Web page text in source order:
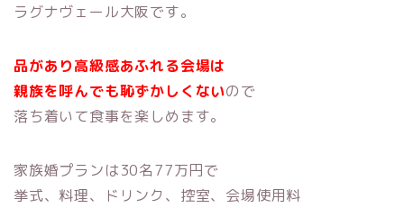
ラグナヴェール大阪です。
品があり高級感あふれる会場は
親族を呼んでも恥ずかしくないので
落ち着いて食事を楽しめます。
家族婚プランは30名77万円で
挙式、料理、ドリンク、控室、会場使用料